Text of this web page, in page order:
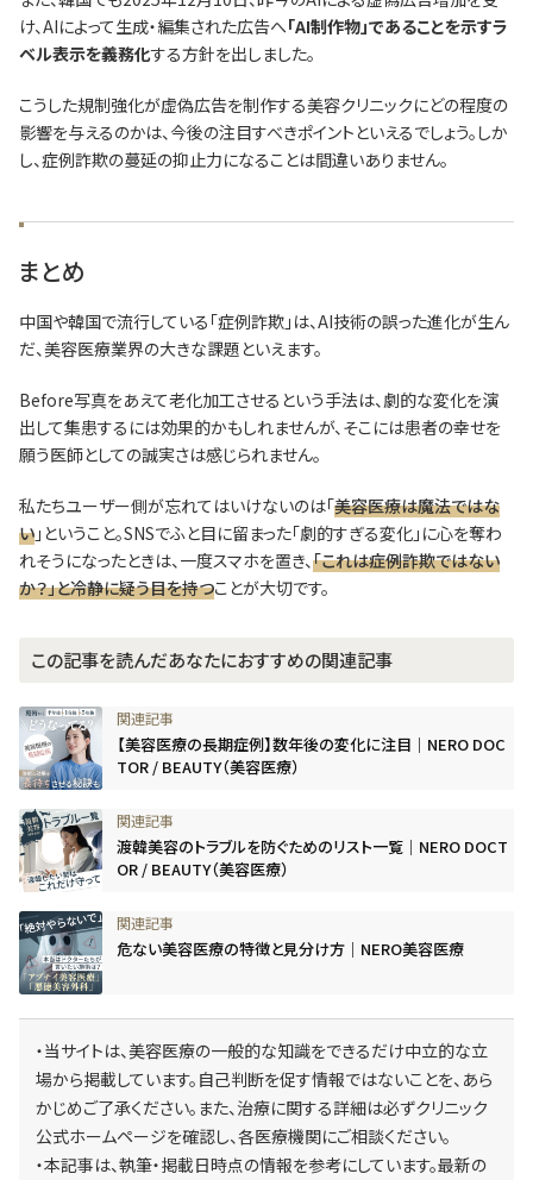
け、AIによって生成・編集された広告へ「AI制作物」であることを示すラ
ベル表示を義務化する方針を出しました。
こうした規制強化が虚偽広告を制作する美容クリニックにどの程度の
影響を与えるのかは、今後の注目すべきポイントといえるでしょう。しか
し、症例詐欺の蔓延の抑止力になることは間違いありません。
まとめ
中国や韓国で流行している「症例詐欺」は、AI技術の誤った進化が生ん
だ、美容医療業界の大きな課題といえます。
Before写真をあえて老化加工させるという手法は、劇的な変化を演
出して集患するには効果的かもしれませんが、そこには患者の幸せを
願う医師としての誠実さは感じられません。
私たちユーザー側が忘れてはいけないのは「美容医療は魔法ではな
い 」ということ。SNSでふと目に留まった「劇的すぎる変化」に心を奪わ
れそうになったときは、一度スマホを置き、「これは症例詐欺ではない
か？」と冷静に疑う目を持つことが大切です。
この記事を読んだあなたにおすすめの関連記事
【美容医療の長期症例】数年後の変化に注目｜NERO DOC
TOR / BEAUTY（美容医療）
渡韓美容のトラブルを防ぐためのリスト一覧｜NERO DOCT
OR / BEAUTY（美容医療）
危ない美容医療の特徴と見分け方｜NERO美容医療
・当サイトは、美容医療の一般的な知識をできるだけ中立的な立
場から掲載しています。自己判断を促す情報ではないことを、あら
かじめご了承ください。また、治療に関する詳細は必ずクリニック
公式ホームページを確認し、各医療機関にご相談ください。
・本記事は、執筆・掲載日時点の情報を参考にしています。最新の